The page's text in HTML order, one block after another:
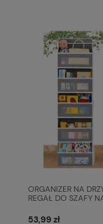
ORGANIZER NA
REGAŁ DO SZAFY
53,99 zł